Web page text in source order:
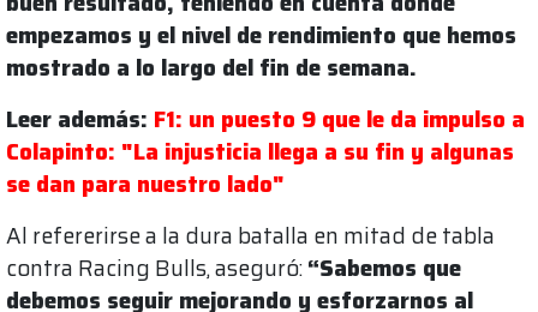
empezamos y el nivel de rendimiento que hemos
mostrado a lo largo del fin de semana.
Leer además: F1: un puesto 9 que le da impulso a
Colapinto: "La injusticia llega a su fin y algunas
se dan para nuestro lado"
Al refererirse a la dura batalla en mitad de tabla
contra Racing Bulls, aseguró:“Sabemos que
debemos seguir mejorando y esforzarnos al